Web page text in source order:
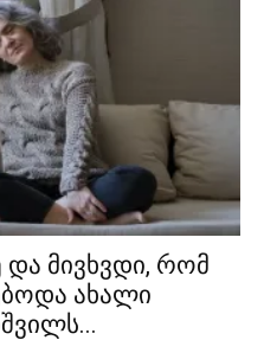
მივხვდი, რომ
ახალი